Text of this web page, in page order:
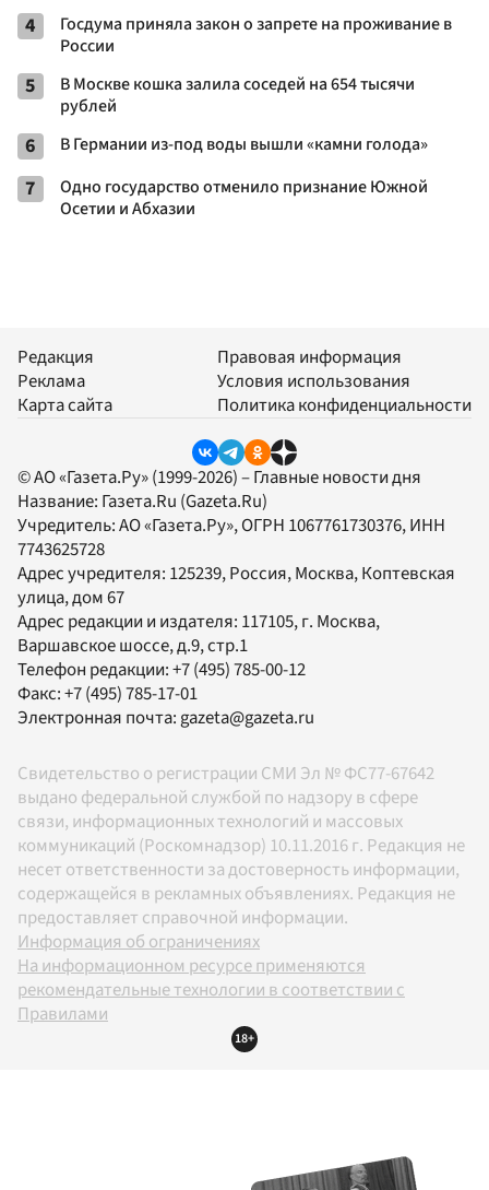
4
Госдума приняла закон о запрете на проживание в
России
5
В Москве кошка залила соседей на 654 тысячи
рублей
6 В Германии из-под воды вышли «камни голода»
7
Одно государство отменило признание Южной
Осетии и Абхазии
Редакция
Реклама
Карта сайта
Правовая информация
Условия использования
Политика конфиденциальности
© АО «Газета.Ру» (1999-2026) – Главные новости дня
Название: Газета.Ru (Gazeta.Ru)
Учредитель:АО «Газета.Ру», ОГРН 1067761730376, ИНН
7743625728
Адрес учредителя: 125239, Россия, Москва, Коптевская
улица, дом 67
Адрес редакции и издателя: 117105, г. Москва,
Варшавское шоссе, д.9, стр.1
Телефон редакции:+7 (495) 785-00-12
Факс:+7 (495) 785-17-01
Электронная почта: gazeta@gazeta.ru
Свидетельство о регистрации СМИ Эл № ФС77-67642
выдано федеральной службой по надзору в сфере
связи, информационных технологий и массовых
коммуникаций (Роскомнадзор) 10.11.2016 г. Редакция не
несет ответственности за достоверность информации,
содержащейся в рекламных объявлениях. Редакция не
предоставляет справочной информации.
Информация об ограничениях
На информационном ресурсе применяются
рекомендательные технологии в соответствии с
Правилами
18+